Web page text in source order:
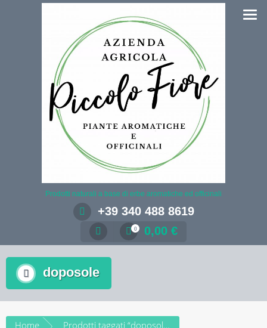
Prodotti naturali a base di erbe aromatiche ed officinali
+39 340 488 8619
0 0,00 €
doposole
Home Prodotti taggati “doposole”